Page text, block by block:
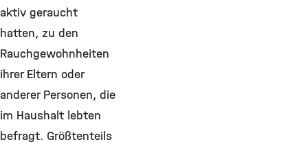
aktiv geraucht
hatten, zu den
Rauchgewohnheiten
ihrer Eltern oder
anderer Personen, die
im Haushalt lebten
befragt. Größtenteils